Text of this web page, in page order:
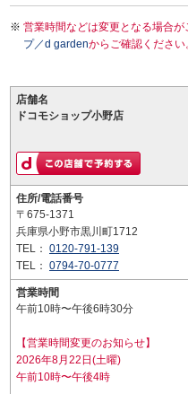
営業時間などは変更となる場合
プ／d gardenからご確認ください
店舗名
ドコモショップ小野店
住所/電話番号
〒675-1371
兵庫県小野市黒川町1712
TEL： 0120-791-139
TEL： 0794-70-0777
営業時間
午前10時〜午後6時30分
【営業時間変更のお知らせ】
2026年8月22日(土曜)
午前10時〜午後4時